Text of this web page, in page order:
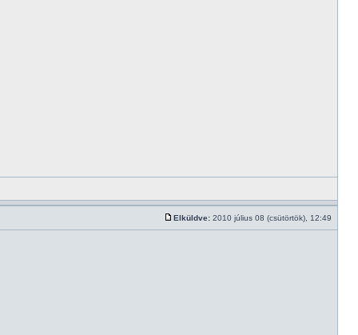
Elküldve: 2010 július 08 (csütörtök), 12:49